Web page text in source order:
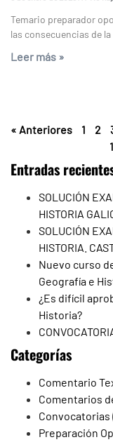
Temario preparador
las consecuencias de la
Leer más »
« Anteriores 1 2
Entradas
SOLUCIÓN
HISTORIA
SOLUCIÓN
HISTORIA.
Nuevo curso
Geografía e
¿Es difícil
Historia?
Categorías
Comentario
Comentarios
Convocatorias
Preparación